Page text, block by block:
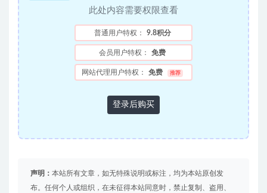
此处内容需要权限查看
普通用户特权： 9.8积分
会员用户特权： 免费
网站代理用户特权： 免费 推荐
登录后购买
声明： 本站所有文章，如无特殊说明或标注，均为本站原创发
布。任何个人或组织，在未征得本站同意时，禁止复制、盗用、